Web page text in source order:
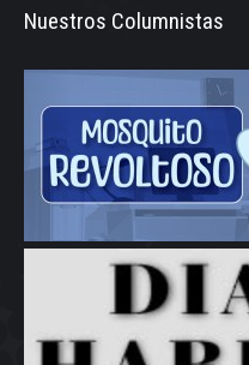
Nuestros Columnistas